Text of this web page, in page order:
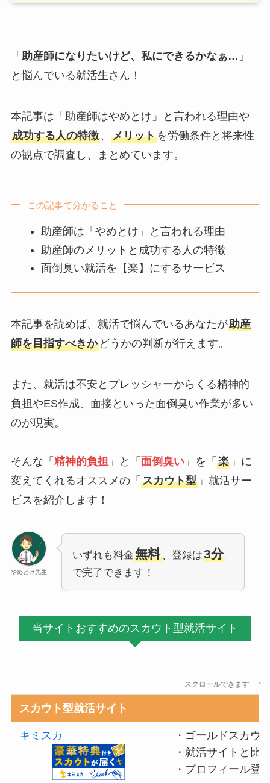
「 助産師になりたいけど、私にできるかなぁ… 」
と悩んでいる就活生さん！
本記事は「助産師はやめとけ」と言われる理由や
成功する人の特徴、 メリットを労働条件と将来性
の観点で調査し、まとめています。
この記事で分かること
助産師は「やめとけ」と言われる理由
助産師のメリットと成功する人の特徴
面倒臭い就活を【楽】にするサービス
本記事を読めば、就活で悩んでいるあなたが助産
師を目指すべきかどうかの判断が行えます。
また、就活は不安とプレッシャーからくる精神的
負担やES作成、面接といった面倒臭い作業が多い
のが現実。
そんな「 精神的負担 」と「 面倒臭い」を「 楽」に
変えてくれるオススメの「 スカウト型」就活サー
ビスを紹介します！
やめとけ先生
いずれも料金無料、登録は3分
で完了できます！
当サイトおすすめのスカウト型就活サイト
スクロールできます
スカウト型就活サイト
キミスカ
・ゴールドスカウ
・就活サイトと比
・プロフィール登